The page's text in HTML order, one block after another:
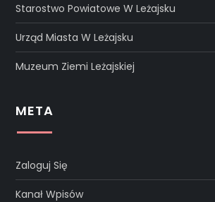
Starostwo Powiatowe W Leżajsku
Urząd Miasta W Leżajsku
Muzeum Ziemi Leżajskiej
META
Zaloguj Się
Kanał Wpisów